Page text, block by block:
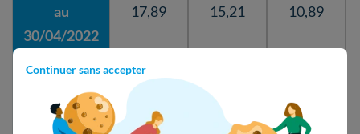
Continuer sans accepter
au
30/04/2022
17,89 15,21 10,89
Du
09/10/2021